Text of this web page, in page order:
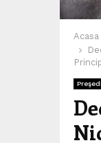
Acasa